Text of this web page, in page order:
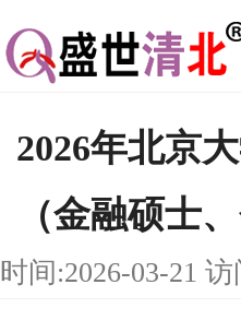
2026年北京
（金融硕士
时间:2026-03-21